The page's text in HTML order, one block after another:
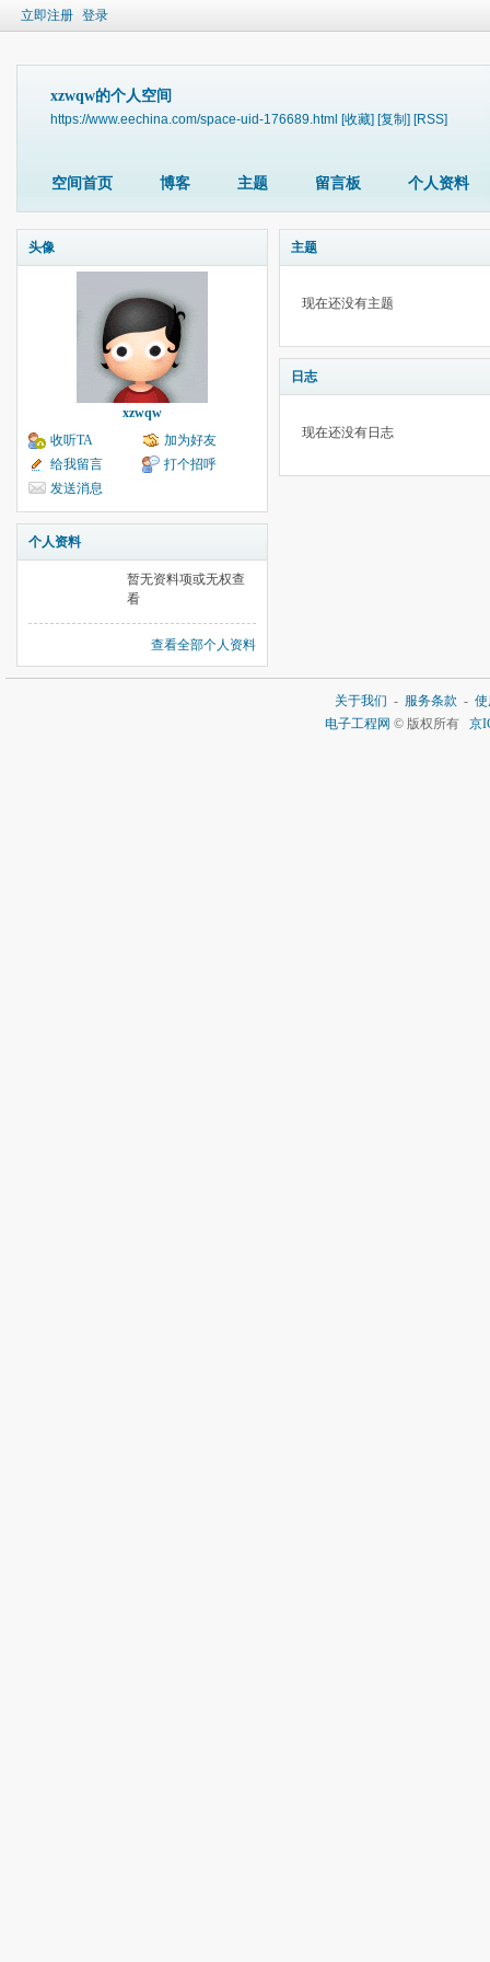
立即注册 登录
xzwqw的个人空间
https://www.eechina.com/space-uid-176689.html [收藏] [复制] [RSS]
空间首页 博客 主题 留言板 个人资料
头像
xzwqw
收听TA
加为好友
给我留言
打个招呼
发送消息
个人资料
暂无资料项或无权查
看
查看全部个人资料
主题
现在还没有主题
日志
现在还没有日志
关于我们 - 服务条款 -
电子工程网 © 版权所有 京